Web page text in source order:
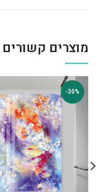
מוצרים קשורים
-30%